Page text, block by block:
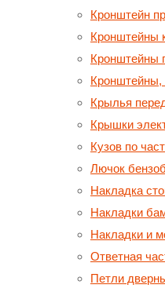
Кронштейн
Кронштейны
Кронштейны
Кронштейны,
Крылья
Крышки
Кузов по
Лючок
Накладка
Накладки
Накладки и
Ответная
Петли